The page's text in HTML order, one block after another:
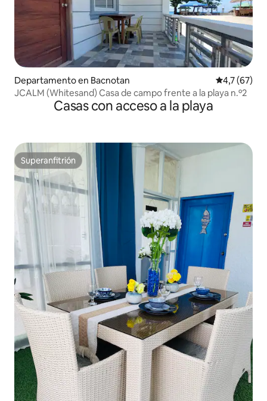
Departamento en Bacnotan Calificación
4,7 (67)
JCALM (Whitesand) Casa de campo frente a la playa n.º2
Casas con acceso a la playa
Superanfitrión
Superanfitrión